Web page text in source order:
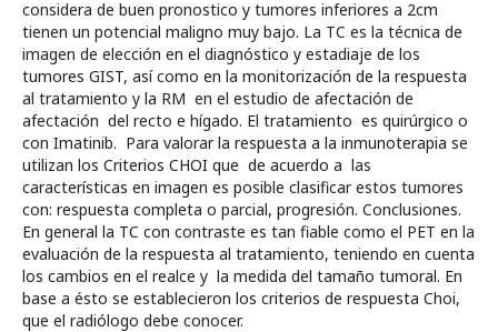
considera de buen pronostico y tumores inferiores a 2cm
tienen un potencial maligno muy bajo. La TC es la técnica de
imagen de elección en el diagnóstico y estadiaje de los
tumores GIST, así como en la monitorización de la respuesta
al tratamiento y la RM en el estudio de afectación de
afectación del recto e hígado. El tratamiento es quirúrgico o
con Imatinib. Para valorar la respuesta a la inmunoterapia se
utilizan los Criterios CHOI que de acuerdo a las
características en imagen es posible clasificar estos tumores
con: respuesta completa o parcial, progresión. Conclusiones.
En general la TC con contraste es tan fiable como el PET en la
evaluación de la respuesta al tratamiento, teniendo en cuenta
los cambios en el realce y la medida del tamaño tumoral. En
base a ésto se establecieron los criterios de respuesta Choi,
que el radiólogo debe conocer.